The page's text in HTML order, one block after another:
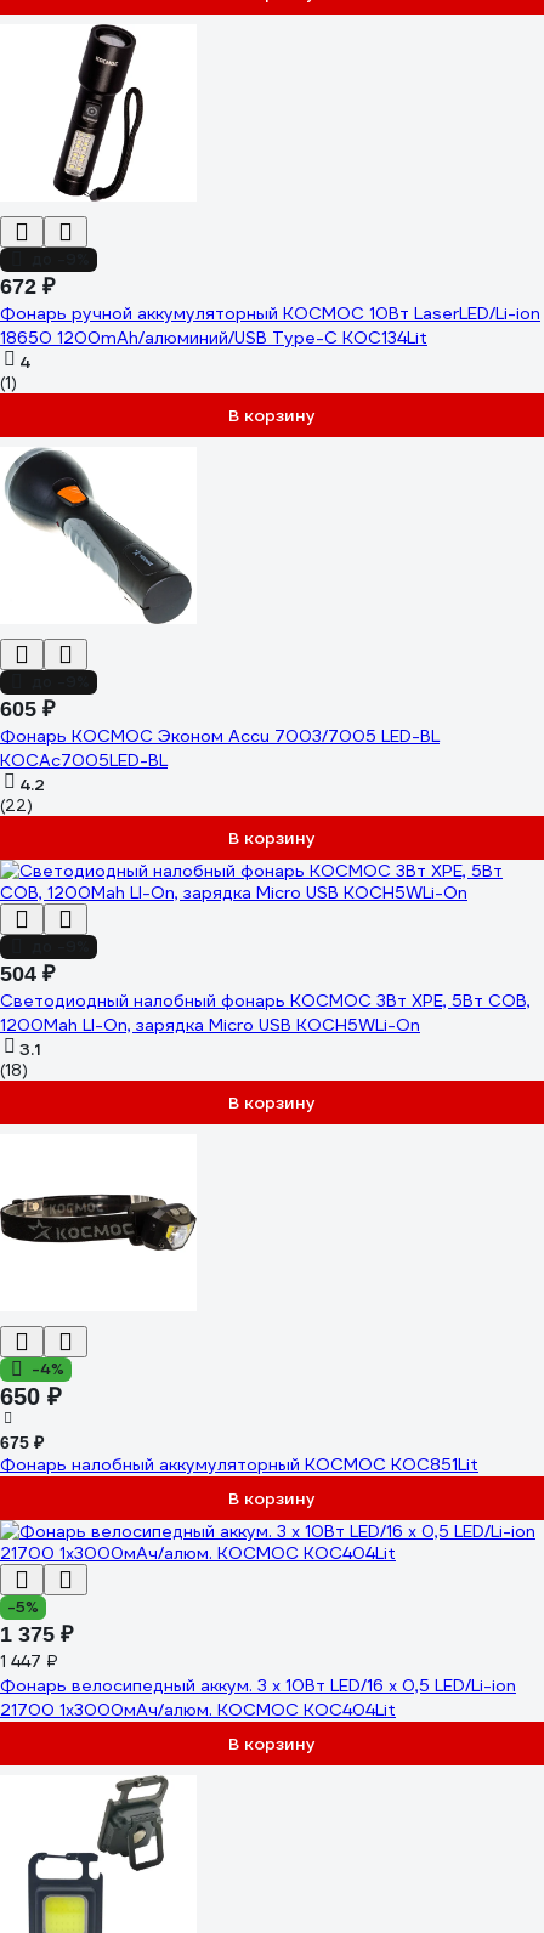
672 ₽
Фонарь ручной аккумуляторный КОСМОС 10Вт LaserLED/Li-ion
18650 1200mAh/алюминий/USB Type-C KOC134Lit
4
(1)
В корзину
605 ₽
Фонарь КОСМОС Эконом Accu 7003/7005 LED-BL
KOCAc7005LED-BL
4.2
(22)
В корзину
504 ₽
Светодиодный налобный фонарь КОСМОС 3Вт XPE, 5Вт COB,
1200Mah LI-On, зарядка Micro USB KOCH5WLi-On
3.1
(18)
В корзину
-4%
650 ₽
675 ₽
Фонарь налобный аккумуляторный КОСМОС KOC851Lit
В корзину
-5%
1 375 ₽
1 447 ₽
Фонарь велосипедный аккум. 3 х 10Вт LED/16 х 0,5 LED/Li-ion
21700 1x3000мАч/алюм. КОСМОС KOC404Lit
В корзину